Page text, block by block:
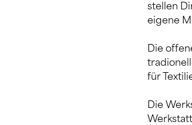
stellen
eigene
Die
für
Die